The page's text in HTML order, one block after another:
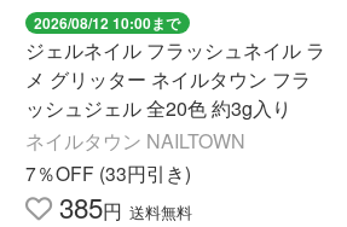
2026/08/12 10:00まで
ジェルネイル フラッシュネイル ラ
メ グリッター ネイルタウン フラ
ッシュジェル 全20色 約3g入り
ネイルタウン NAILTOWN
7％OFF (33円引き)
385円 送料無料